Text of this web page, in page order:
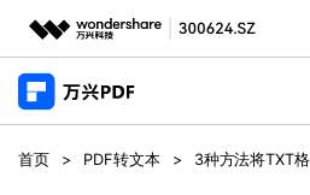
推荐产品
政企服务
产品
首页 > PDF转文本 > 3种方法将TXT